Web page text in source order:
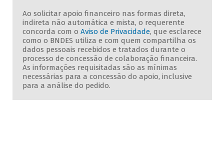
Ao solicitar apoio financeiro nas formas direta,
indireta não automática e mista, o requerente
concorda com o Aviso de Privacidade, que esclarece
como o BNDES utiliza e com quem compartilha os
dados pessoais recebidos e tratados durante o
processo de concessão de colaboração financeira.
As informações requisitadas são as mínimas
necessárias para a concessão do apoio, inclusive
para a análise do pedido.